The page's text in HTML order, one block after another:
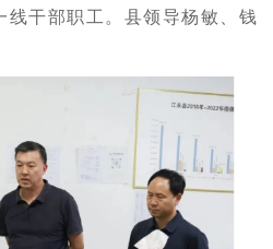
线干部职工。县领导杨敏、钱